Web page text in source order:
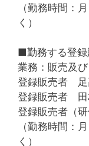
（勤務時間：
く）
■勤務する登録
業務：販売及
登録販売者 足
登録販売者 田
登録販売者（
（勤務時間：
く）